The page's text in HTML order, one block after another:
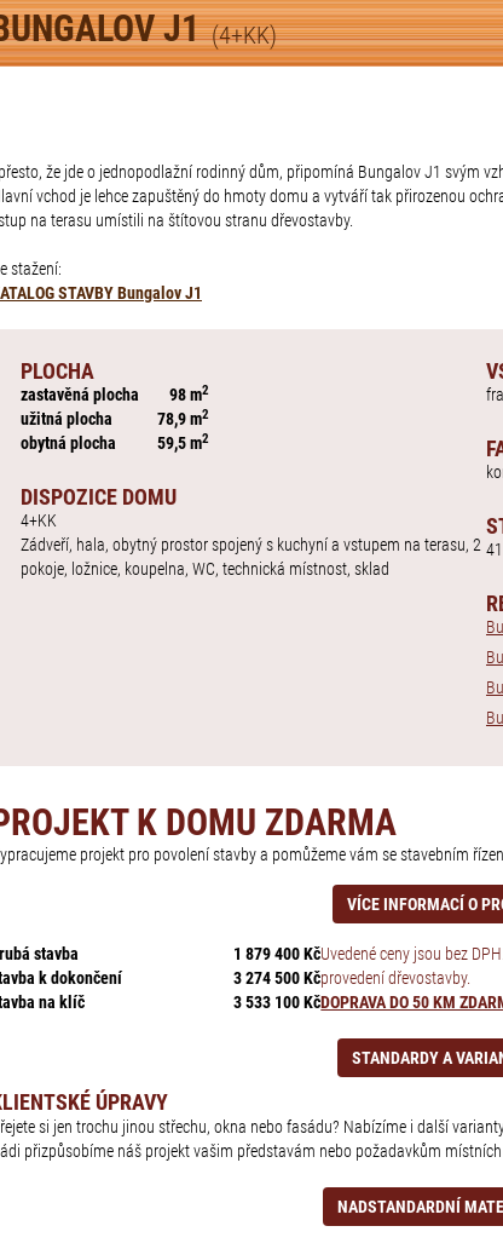
J1 (4+KK)
že jde o jednopodlažní rodinný dům, připomíná Bungalov J1 svým
vchod je lehce zapuštěný do hmoty domu a vytváří tak přirozenou
na terasu umístili na štítovou stranu dřevostavby.
stažení:
STAVBY Bungalov J1
PLOCHA
zastavěná plocha 98 m2
užitná plocha 78,9 m2
obytná plocha 59,5 m2
DISPOZICE DOMU
4+KK
Zádveří, hala, obytný prostor spojený s kuchyní a vstupem na terasu, 2
pokoje, ložnice, koupelna, WC, technická místnost, sklad
K DOMU ZDARMA
projekt pro povolení stavby a pomůžeme vám se stavebním
VÍCE INFORMACÍ O
stavba
1 879 400 Kč
k dokončení
3 274 500 Kč
na klíč
3 533 100 Kč
Uvedené ceny jsou bez
provedení dřevostavby.
DOPRAVA DO 50 KM
STANDARDY A
ÚPRAVY
si jen trochu jinou střechu, okna nebo fasádu? Nabízíme i další
přizpůsobíme náš projekt vašim představám nebo požadavkům
NADSTANDARDNÍ